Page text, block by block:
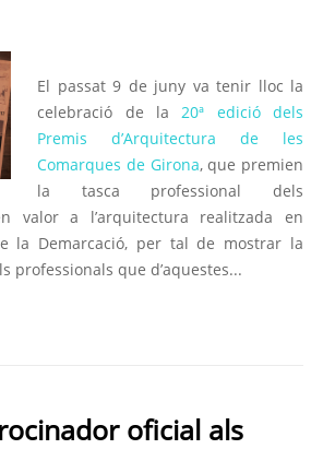
El passat 9 de juny va tenir lloc la
celebració de la20ª edició dels
Premis d’Arquitectura de les
Comarques de Girona, que premien
la tasca professional dels
valor a l’arquitectura realitzada en
la Demarcació, per tal de mostrar la
professionals que d’aquestes...
oficial als